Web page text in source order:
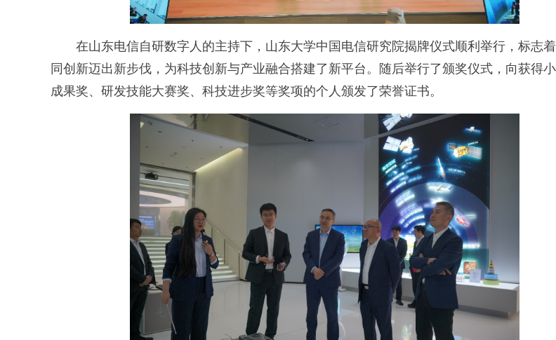
在山东电信自研数字人的主持下，山东大学中国电信研究院揭牌仪式顺利举行，标志
同创新迈出新步伐，为科技创新与产业融合搭建了新平台。随后举行了颁奖仪式，向获得
成果奖、研发技能大赛奖、科技进步奖等奖项的个人颁发了荣誉证书。